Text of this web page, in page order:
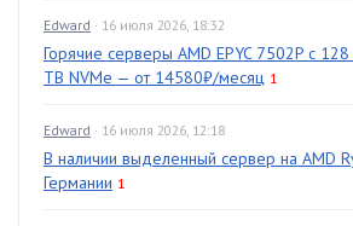
Edward · 16 июля 2026, 18:32
Горячие серверы AMD EPYC 7502P с
TB NVMe — от 14580₽/месяц 1
Edward · 16 июля 2026, 12:18
В наличии выделенный сервер на AMD
Германии 1